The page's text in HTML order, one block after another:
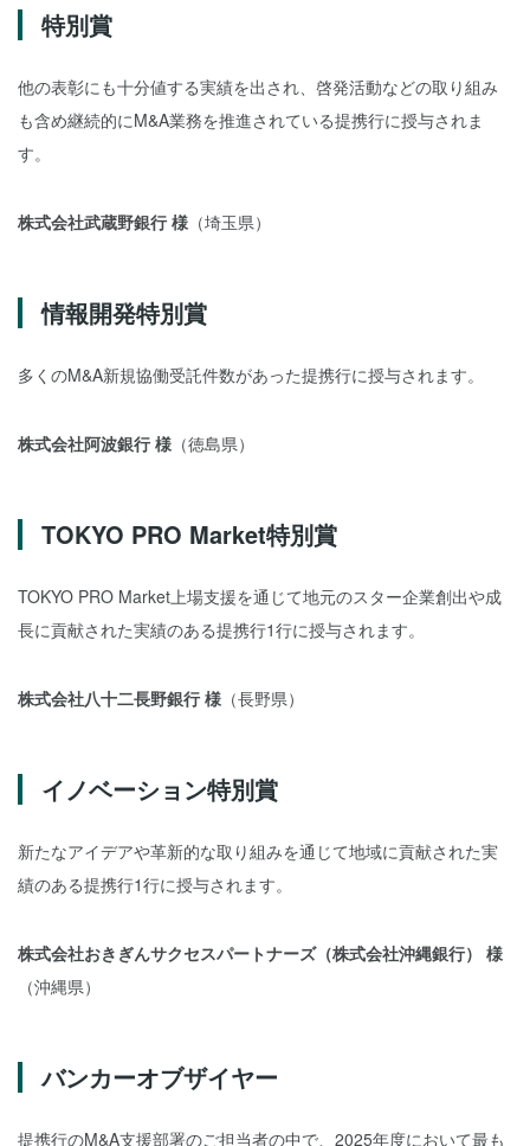
特別賞
他の表彰にも十分値する実績を出され、啓発活動などの取り組み
も含め継続的にM&A業務を推進されている提携行に授与されま
す。
株式会社武蔵野銀行 様 （埼玉県）
情報開発特別賞
多くのM&A新規協働受託件数があった提携行に授与されます。
株式会社阿波銀行 様 （徳島県）
TOKYO PRO Market特別賞
TOKYO PRO Market上場支援を通じて地元のスター企業創出や成
長に貢献された実績のある提携行1行に授与されます。
株式会社八十二長野銀行 様 （長野県）
イノベーション特別賞
新たなアイデアや革新的な取り組みを通じて地域に貢献された実
績のある提携行1行に授与されます。
株式会社おきぎんサクセスパートナーズ（株式会社沖縄銀行） 様
（沖縄県）
バンカーオブザイヤー
提携行のM&A支援部署のご担当者の中で、2025年度において最も